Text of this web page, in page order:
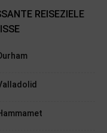
REISEZIELE